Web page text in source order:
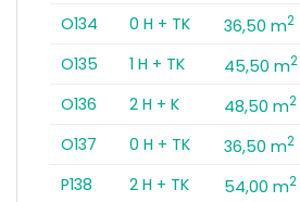
O134
0 H + TK 36,50 m2
O135
1 H + TK 45,50 m2
O136
2 H + K 48,50 m2
O137
0 H + TK 36,50 m2
P138
2 H + TK 54,00 m2